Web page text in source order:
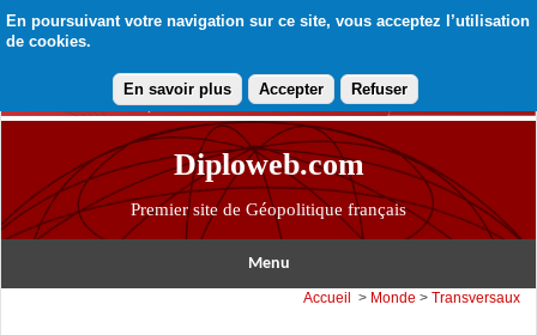
En poursuivant votre navigation sur ce site, vous acceptez l’utilisation
de cookies.
En savoir plus Accepter Refuser
Diploweb.com
Premier site de Géopolitique français
Menu
Accueil > Monde > Transversaux